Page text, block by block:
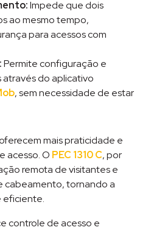
Impede que dois
ao mesmo tempo,
para acessos com
Permite configuração e
do aplicativo
, sem necessidade de estar
mais praticidade e
acesso. O PEC 1310 C, por
remota de visitantes e
cabeamento, tornando a
eficiente.
controle de acesso e